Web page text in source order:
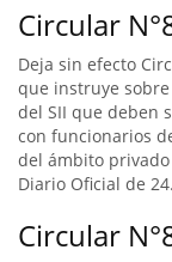
Circular
Deja sin efecto
que instruye
del SII que deben
con funcionarios
del ámbito
Diario Oficial de
Circular